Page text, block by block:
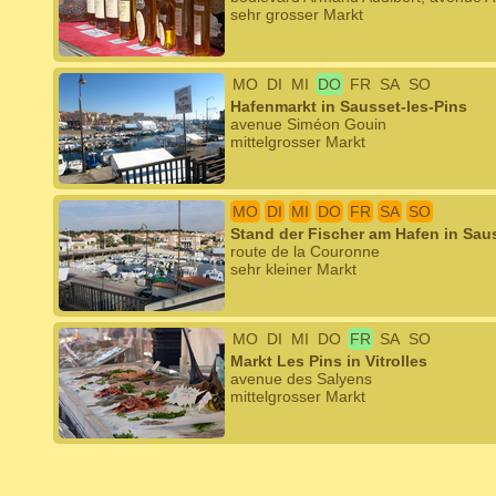
sehr grosser Markt
MO DI MI DO FR SA SO
Hafenmarkt in Sausset-les-Pins
avenue Siméon Gouin
mittelgrosser Markt
MO DI MI DO FR SA SO
Stand der Fischer am Hafen in
route de la Couronne
sehr kleiner Markt
MO DI MI DO FR SA SO
Markt Les Pins in Vitrolles
avenue des Salyens
mittelgrosser Markt